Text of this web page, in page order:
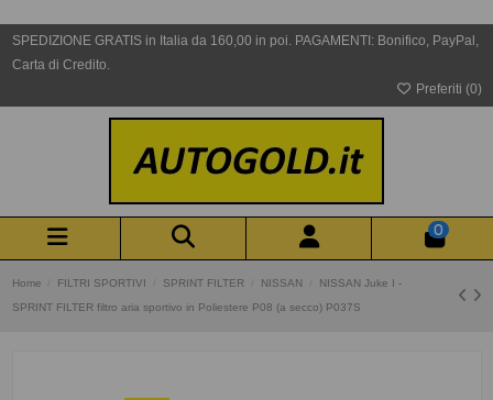
SPEDIZIONE GRATIS in Italia da 160,00 in poi. PAGAMENTI: Bonifico, PayPal,
Carta di Credito.
Preferiti (0)
0
Home FILTRI SPORTIVI SPRINT FILTER NISSAN
NISSAN Juke I -
SPRINT FILTER filtro aria sportivo in Poliestere P08 (a secco) P037S